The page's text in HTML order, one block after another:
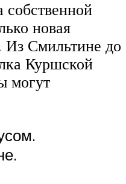
новая
Из Смильтине до
Куршской
могут